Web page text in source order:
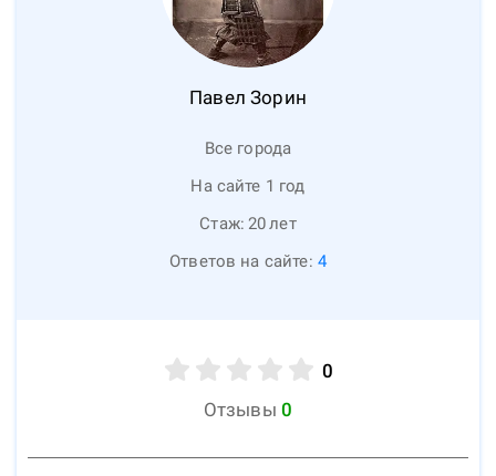
Павел Зорин
Все города
На сайте 1 год
Стаж: 20лет
Ответов на сайте: 4
0
Отзывы 0